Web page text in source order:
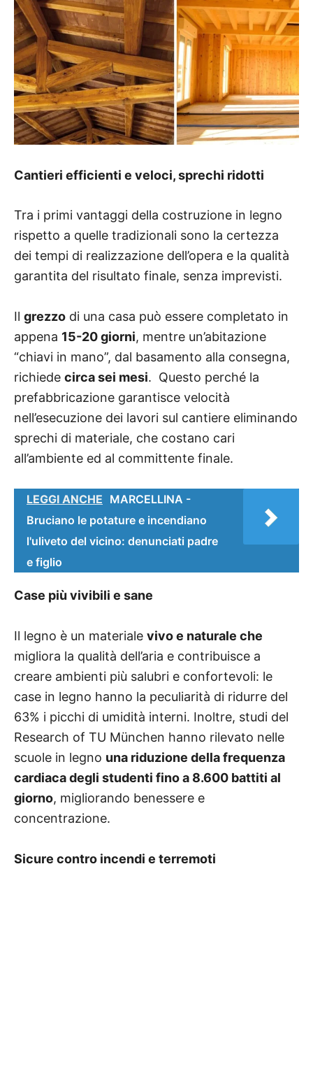
Cantieri efficienti e veloci, sprechi ridotti
Tra i primi vantaggi della costruzione in legno
rispetto a quelle tradizionali sono la certezza
dei tempi di realizzazione dell’opera e la qualità
garantita del risultato finale, senza imprevisti.
Il grezzo di una casa può essere completato in
appena 15-20 giorni, mentre un’abitazione
“chiavi in mano”, dal basamento alla consegna,
richiede circa sei mesi. Questo perché la
prefabbricazione garantisce velocità
nell’esecuzione dei lavori sul cantiere eliminando
sprechi di materiale, che costano cari
all’ambiente ed al committente finale.
LEGGI ANCHE MARCELLINA -
Bruciano le potature e incendiano
l'uliveto del vicino: denunciati padre
e figlio
Case più vivibili e sane
Il legno è un materiale vivo e naturale che
migliora la qualità dell’aria e contribuisce a
creare ambienti più salubri e confortevoli: le
case in legno hanno la peculiarità di ridurre del
63% i picchi di umidità interni. Inoltre, studi del
Research of TU München hanno rilevato nelle
scuole in legno una riduzione della frequenza
cardiaca degli studenti fino a 8.600 battiti al
giorno, migliorando benessere e
concentrazione.
Sicure contro incendi e terremoti